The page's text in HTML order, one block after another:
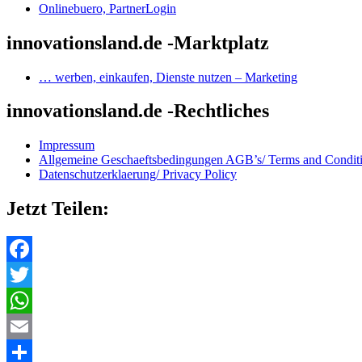
Onlinebuero, PartnerLogin
innovationsland.de -Marktplatz
… werben, einkaufen, Dienste nutzen – Marketing
innovationsland.de -Rechtliches
Impressum
Allgemeine Geschaeftsbedingungen AGB’s/ Terms and
Datenschutzerklaerung/ Privacy Policy
Jetzt Teilen:
Facebook
Twitter
WhatsApp
Email